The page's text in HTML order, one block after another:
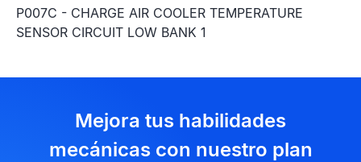
P007C - CHARGE AIR COOLER TEMPERATURE
SENSOR CIRCUIT LOW BANK 1
Mejora tus habilidades
mecánicas con nuestro plan